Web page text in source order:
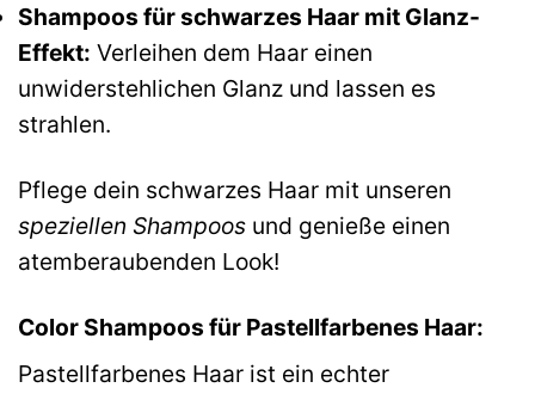
Shampoos für schwarzes Haar mit Glanz-
Effekt: Verleihen dem Haar einen
unwiderstehlichen Glanz und lassen es
strahlen.
Pflege dein schwarzes Haar mit unseren
speziellen Shampoos und genieße einen
atemberaubenden Look!
Color Shampoos für Pastellfarbenes Haar:
Pastellfarbenes Haar ist ein echter